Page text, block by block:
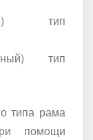
тип
тип
типа рама
помощи